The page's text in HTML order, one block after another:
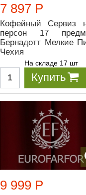
7 897 Р
Кофейный Сервиз
персон 17
Бернадотт Мелкие
Чехия
На складе 17 шт
Купить
9 999 Р